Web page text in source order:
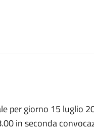
per giorno 15 luglio
in seconda